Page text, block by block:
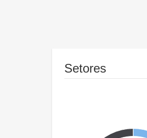
Setores